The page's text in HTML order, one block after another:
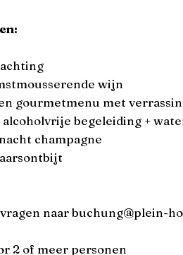
wijn
gourmetmenu met
begeleiding +
champagne
naar buchung@plein-
2 of meer personen